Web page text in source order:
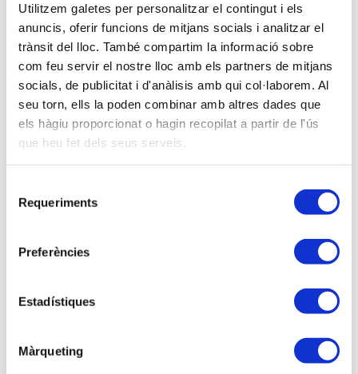
Utilitzem galetes per personalitzar el contingut i els
anuncis, oferir funcions de mitjans socials i analitzar el
trànsit del lloc. També compartim la informació sobre
com feu servir el nostre lloc amb els partners de mitjans
socials, de publicitat i d'anàlisis amb qui col·laborem. Al
seu torn, ells la poden combinar amb altres dades que
els hàgiu proporcionat o hagin recopilat a partir de l'ús
que heu fet dels seus serveis.
Requeriments
Preferències
Estadístiques
Màrqueting
Ponentes
Guillem Pedragosa – CEO / Cristina Maestre –
Gerente / Lels Granado – Responsable territorial
Descripción
La Ley 4/2023, para la igualdad real y efectiva de las
personas trans y para la garantía de los derechos de
las personas LGTBI, nos exige garantizar la igualdad
de trato y de oportunidades y prevenir, corregir y
del colectivo LGTBI.
unplazo de 12 meses
a partir del 1 de marzo de
implementar medidas específicas
dirigidas a este fin; medidas que deberán ser
negociadas con la RLT.